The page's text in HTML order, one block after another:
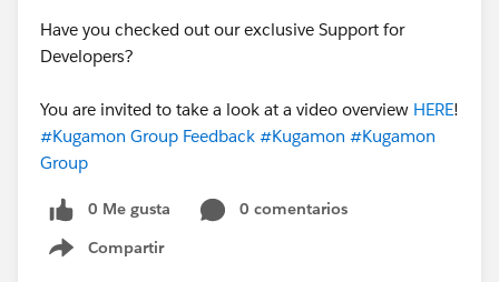
Have you checked out our exclusive Support for
Developers?
You are invited to take a look at a video overview HERE!
#Kugamon Group Feedback #Kugamon #Kugamon
Group
0 Me gusta
0 comentarios
Compartir
Show menu